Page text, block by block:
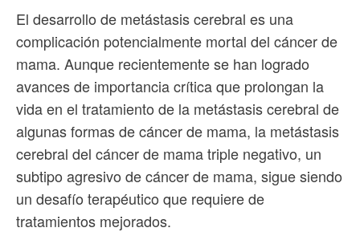
El desarrollo de metástasis cerebral es una
complicación potencialmente mortal del cáncer de
mama. Aunque recientemente se han logrado
avances de importancia crítica que prolongan la
vida en el tratamiento de la metástasis cerebral de
algunas formas de cáncer de mama, la metástasis
cerebral del cáncer de mama triple negativo, un
subtipo agresivo de cáncer de mama, sigue siendo
un desafío terapéutico que requiere de
tratamientos mejorados.